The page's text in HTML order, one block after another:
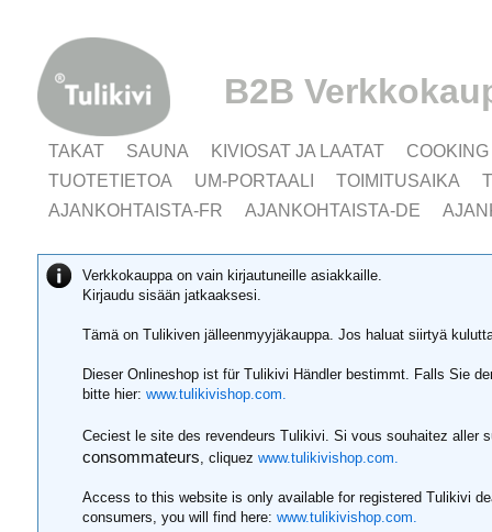
B2B
TAKAT SAUNA KIVIOSAT JA LAATAT
COOKING
TUOTETIETOA
UM-PORTAALI TOIMITUSAIKA
AJANKOHTAISTA-FR
AJANKOHTAISTA-DE
Verkkokauppa on vain kirjautuneille asiakkaille.
Kirjaudu sisään jatkaaksesi.
Tämä on Tulikiven jälleenmyyjäkauppa. Jos haluat siirtyä
Dieser Onlineshop ist für Tulikivi Händler bestimmt. Falls Sie
bitte hier: www.tulikivishop.com.
Ceciest le site des revendeurs Tulikivi. Si vous souhaitez aller
consommateurs, cliquez www.tulikivishop.com.
Access to this website is only available for registered Tulikivi
consumers, you will find here: www.tulikivishop.com.